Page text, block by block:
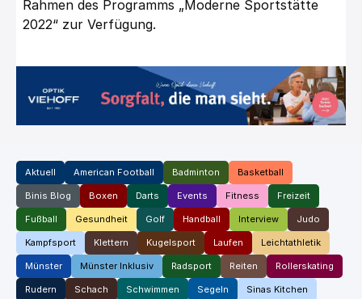
Rahmen des Programms „Moderne Sportstätte
2022“ zur Verfügung.
Aktuell American Football Badminton Basketball
Binis Blog Boxen Darts Events Fitness Freizeit
Fußball Gesundheit Golf Handball Interview Judo
Kampfsport Klettern Kugelsport Laufen Leichtathletik
Münster Münster Inklusiv Radsport Reiten Rollerskating
Rudern Schach Schwimmen Segeln Sinas Kitchen